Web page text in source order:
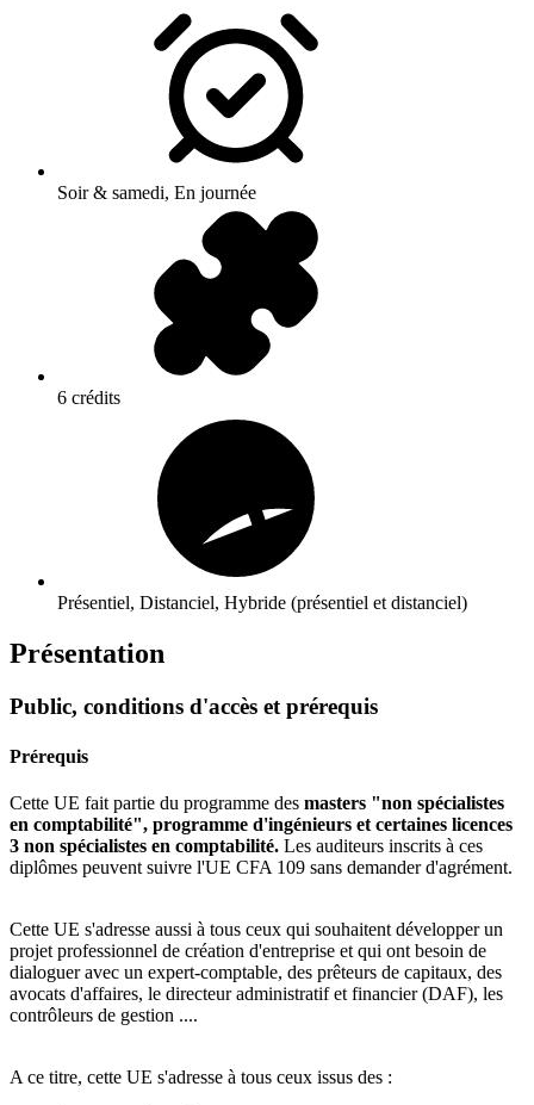
Soir & samedi, En journée
6 crédits
Présentiel, Distanciel, Hybride (présentiel et distanciel)
Présentation
Public, conditions d'accès et prérequis
Prérequis
Cette UE fait partie du programme des masters "non spécialistes
en comptabilité", programme d'ingénieurs et certaines licences
3 non spécialistes en comptabilité. Les auditeurs inscrits à ces
diplômes peuvent suivre l'UE CFA 109 sans demander d'agrément.
Cette UE s'adresse aussi à tous ceux qui souhaitent développer un
projet professionnel de création d'entreprise et qui ont besoin de
dialoguer avec un expert-comptable, des prêteurs de capitaux, des
avocats d'affaires, le directeur administratif et financier (DAF), les
contrôleurs de gestion ....
A ce titre, cette UE s'adresse à tous ceux issus des :